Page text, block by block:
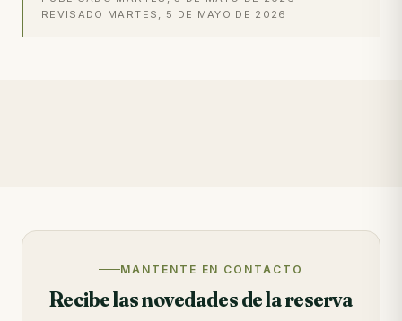
REVISADO MARTES, 5 DE MAYO DE 2026
MANTENTE EN CONTACTO
Recibe las novedades de la reserva